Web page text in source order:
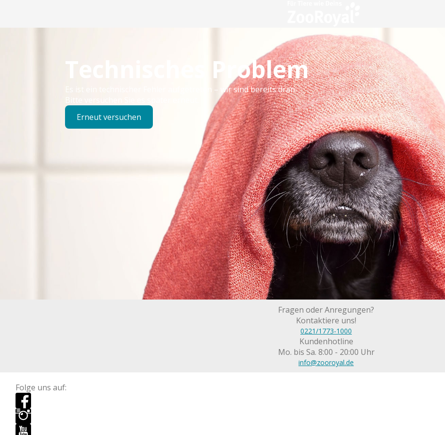
Technisches Problem
Es ist ein technischer Fehler aufgetreten – wir sind bereits dran.
Bitte versuchen Sie es später erneut.
Erneut versuchen
Fragen oder Anregungen?
Kontaktiere uns!
0221/1773-1000
Kundenhotline
Mo. bis Sa. 8:00 - 20:00 Uhr
info@zooroyal.de
Folge uns auf: